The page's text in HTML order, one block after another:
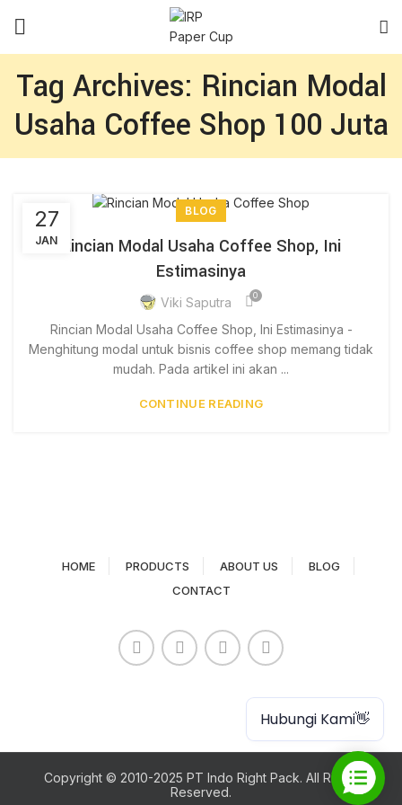
Tag Archives: Rincian Modal
Usaha Coffee Shop 100 Juta
27
JAN
BLOG
Rincian Modal Usaha Coffee Shop, Ini
Estimasinya
Viki Saputra 0
Rincian Modal Usaha Coffee Shop, Ini Estimasinya -
Menghitung modal untuk bisnis coffee shop memang tidak
mudah. Pada artikel ini akan ...
CONTINUE READING
HOME PRODUCTS ABOUT US
BLOG
CONTACT
Copyright © 2010-2025 PT Indo Right Pack. All Rights
Reserved.
Hubungi Kami👋